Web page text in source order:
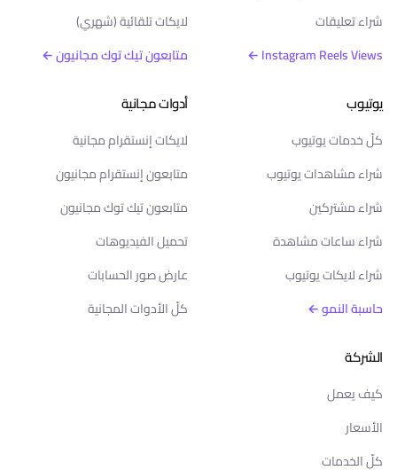
شراء تعليقات
Instagram Reels Views ←
لايكات تلقائية (شهري)
متابعون تيك توك مجانيون ←
يوتيوب
كلّ خدمات يوتيوب
شراء مشاهدات يوتيوب
شراء مشتركين
شراء ساعات مشاهدة
شراء لايكات يوتيوب
حاسبة النمو ←
أدوات مجانية
لايكات إنستقرام مجانية
متابعون إنستقرام مجانيون
متابعون تيك توك مجانيون
تحميل الفيديوهات
عارض صور الحسابات
كلّ الأدوات المجانية
الشركة
كيف يعمل
الأسعار
كلّ الخدمات